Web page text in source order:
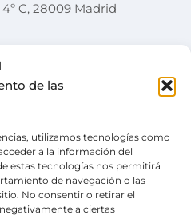
de las
utilizamos tecnologías como
a la información del
estas tecnologías nos permitirá
de navegación o las
No consentir o retirar el
a ciertas
C, 28009 Madrid
POLÍTICA DE PRIVACIDAD
CANAL DE DENUNCIAS